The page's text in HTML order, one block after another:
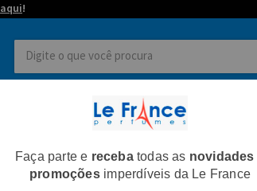
aqui!
PERFUMES FEMININOS PERFUMES MASCULINOS
Faça parte e recebatodas as novidades
promoçõesimperdíveis da Le France